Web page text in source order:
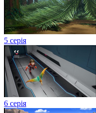
5 серія
6 серія